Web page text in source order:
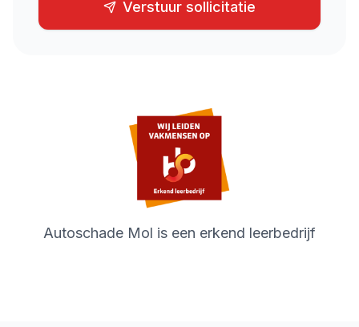
Verstuur sollicitatie
Autoschade Mol is een erkend leerbedrijf